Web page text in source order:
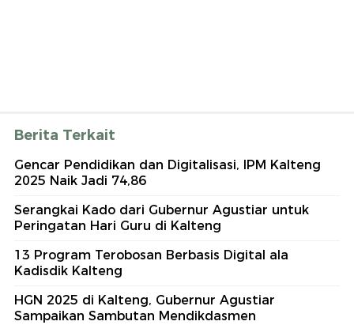
Berita Terkait
Gencar Pendidikan dan Digitalisasi, IPM Kalteng
2025 Naik Jadi 74,86
Serangkai Kado dari Gubernur Agustiar untuk
Peringatan Hari Guru di Kalteng
13 Program Terobosan Berbasis Digital ala
Kadisdik Kalteng
HGN 2025 di Kalteng, Gubernur Agustiar
Sampaikan Sambutan Mendikdasmen